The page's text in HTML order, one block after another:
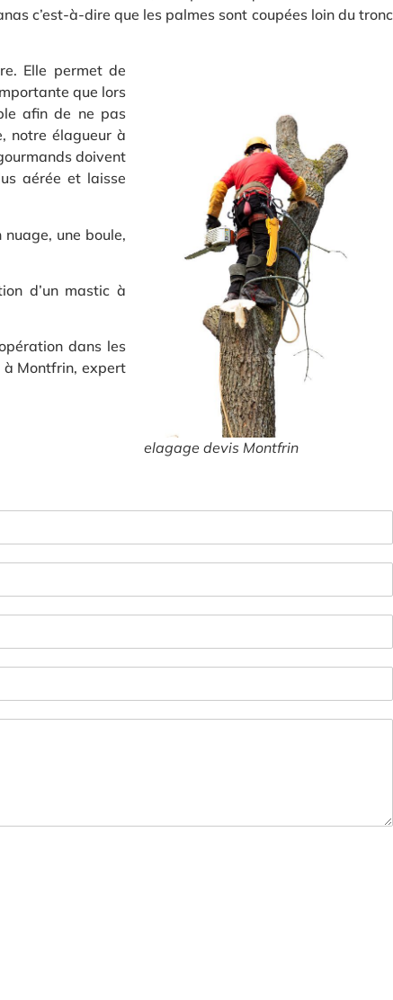
c’est-à-dire que les palmes sont coupées loin du tronc
elagage devis Montfrin
Elle permet de
que lors
afin de ne pas
notre élagueur à
doivent
aérée et laisse
une boule,
d’un mastic à
dans les
à Montfrin, expert